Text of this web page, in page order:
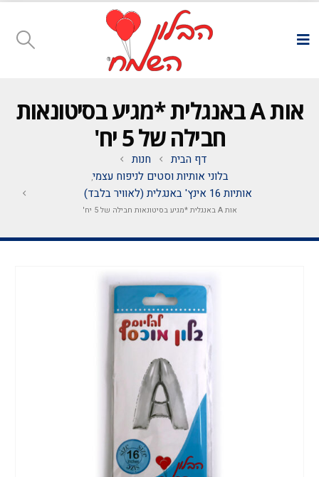
אות A באנגלית *מגיע בסיטונאות
חבילה של 5 יח'
דף הבית
חנות
בלוני אותיות וסטים לניפוח עצמי,
אותיות 16 אינץ' באנגלית (לאוויר בלבד)
אות A באנגלית *מגיע בסיטונאות חבילה של 5 יח'